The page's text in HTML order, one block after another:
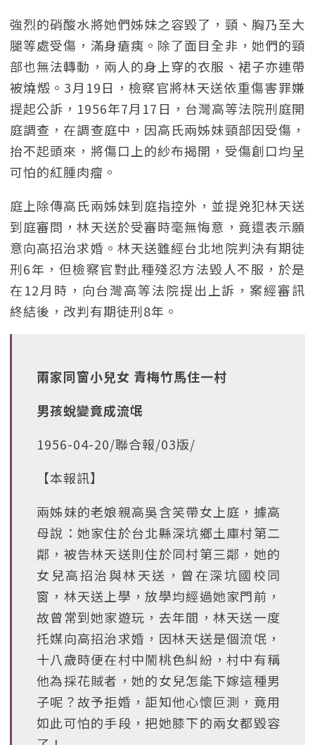
強烈的硝酸水將她們姊妹之容毀了，頸、胸乃至大
腿等處受傷，滿身瘡痍。除了面目全非，她們的頸
部也無法轉動，兩人的身上穿的衣服、裙子亦連帶
被燒燬。3月19日，檢察官將林天送依重傷害罪嫌
提起公訴，1956年7月17日，台灣高等法院刑庭開
庭調查，在調查庭中，因高氏兩姊妹頸部因受傷，
抬不起頭來，將傷口上的紗布揭開，受傷創口均呈
可怕的紅腫肉瘤。
庭上除傳高氏兩姊妹到庭指控外，並提兇犯林天送
到庭審問，林天送於受審時毫無悔意，竟還表示願
意向高招治求婚。林天送雖經台北地院判決有期徒
刑6年，但檢察官對此種殘忍方法毀人不服，於是
在12月時，向台灣高等法院提出上訴，案經審訊
終結後，改判有期徒刑8年。
兩家同窗小兒女 青梅竹馬住一村
男孩蛻變竟成流氓
1956-04-20/聯合報/03版/
【本報訊】
兩姊妹的老娘親高吳含笑帶女上庭，據高
母說：她家住於台北縣深坑鄉土庫村第二
鄰，被告林天送則住於同村第三鄰，她的
女兒高招治與林天送，曾在深坑國校同
窗，林天送上學，放學均經過她家門前，
故曾常到她家遊玩，去年間，林天送一度
托媒向高招治求婚，因林天送是個流氓，
十八歲時便在村中鬧桃色糾紛，村中有稱
他為採花賊者，她的女兒怎能下嫁這種男
子呢？故予拒婚，詎知他心懷叵測，竟用
如此可怕的手段，把她膝下的兩女都毀容